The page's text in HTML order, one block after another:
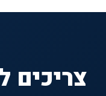
צריכים